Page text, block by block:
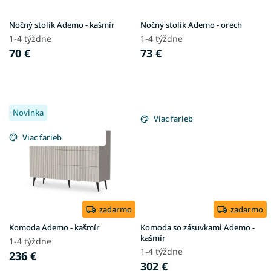
u
k
t
o
Nočný stolík Ademo - kašmír
1-4 týždne
70 €
Nočný stolík Ademo - orech
1-4 týždne
73 €
Novinka
Viac farieb
zadarmo
Komoda Ademo - kašmír
1-4 týždne
236 €
Viac farieb
zadarmo
Komoda so zásuvkami Ademo -
kašmír
1-4 týždne
302 €